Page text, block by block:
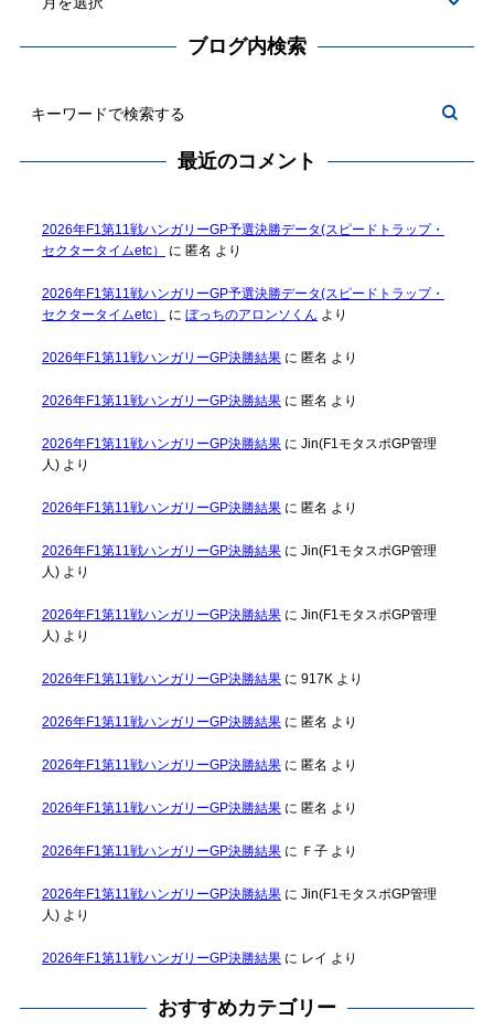
ブログ内検索
最近のコメント
2026年F1第11戦ハンガリーGP予選決勝データ(スピードトラップ・
セクタータイムetc）
に 匿名 より
2026年F1第11戦ハンガリーGP予選決勝データ(スピードトラップ・
セクタータイムetc）
に ぼっちのアロンソくん より
2026年F1第11戦ハンガリーGP決勝結果に 匿名 より
2026年F1第11戦ハンガリーGP決勝結果に 匿名 より
2026年F1第11戦ハンガリーGP決勝結果に Jin(F1モタスポGP管理
人)より
2026年F1第11戦ハンガリーGP決勝結果に 匿名 より
2026年F1第11戦ハンガリーGP決勝結果に Jin(F1モタスポGP管理
人)より
2026年F1第11戦ハンガリーGP決勝結果に Jin(F1モタスポGP管理
人)より
2026年F1第11戦ハンガリーGP決勝結果に 917Kより
2026年F1第11戦ハンガリーGP決勝結果に 匿名 より
2026年F1第11戦ハンガリーGP決勝結果に 匿名 より
2026年F1第11戦ハンガリーGP決勝結果に 匿名 より
2026年F1第11戦ハンガリーGP決勝結果に Ｆ子より
2026年F1第11戦ハンガリーGP決勝結果に Jin(F1モタスポGP管理
人)より
2026年F1第11戦ハンガリーGP決勝結果に レイ より
おすすめカテゴリー